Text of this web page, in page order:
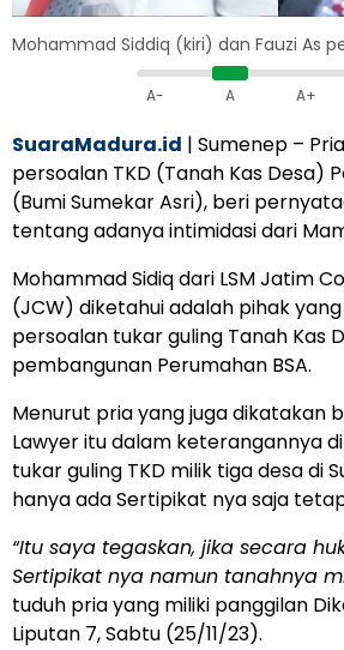
Mohammad Siddiq (kiri) dan Fauzi As
A- A A+
SuaraMadura.id | Sumenep –
persoalan TKD (Tanah Kas Desa)
(Bumi Sumekar Asri), beri
tentang adanya intimidasi dari
Mohammad Sidiq dari LSM Jatim
(JCW) diketahui adalah pihak
persoalan tukar guling Tanah Kas
pembangunan Perumahan BSA.
Menurut pria yang juga dikatakan
Lawyer itu dalam keterangannya
tukar guling TKD milik tiga desa di
hanya ada Sertipikat nya saja
“Itu saya tegaskan, jika secara
Sertipikat nya namun tanahnya
tuduh pria yang miliki panggilan
Liputan 7, Sabtu (25/11/23).